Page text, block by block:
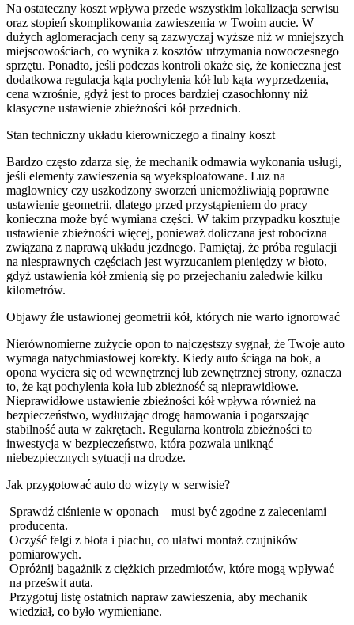
Na ostateczny koszt wpływa przede wszystkim lokalizacja serwisu
oraz stopień skomplikowania zawieszenia w Twoim aucie. W
dużych aglomeracjach ceny są zazwyczaj wyższe niż w mniejszych
miejscowościach, co wynika z kosztów utrzymania nowoczesnego
sprzętu. Ponadto, jeśli podczas kontroli okaże się, że konieczna jest
dodatkowa regulacja kąta pochylenia kół lub kąta wyprzedzenia,
cena wzrośnie, gdyż jest to proces bardziej czasochłonny niż
klasyczne ustawienie zbieżności kół przednich.
Stan techniczny układu kierowniczego a finalny koszt
Bardzo często zdarza się, że mechanik odmawia wykonania usługi,
jeśli elementy zawieszenia są wyeksploatowane. Luz na
maglownicy czy uszkodzony sworzeń uniemożliwiają poprawne
ustawienie geometrii, dlatego przed przystąpieniem do pracy
konieczna może być wymiana części. W takim przypadku kosztuje
ustawienie zbieżności więcej, ponieważ doliczana jest robocizna
związana z naprawą układu jezdnego. Pamiętaj, że próba regulacji
na niesprawnych częściach jest wyrzucaniem pieniędzy w błoto,
gdyż ustawienia kół zmienią się po przejechaniu zaledwie kilku
kilometrów.
Objawy źle ustawionej geometrii kół, których nie warto ignorować
Nierównomierne zużycie opon to najczęstszy sygnał, że Twoje auto
wymaga natychmiastowej korekty. Kiedy auto ściąga na bok, a
opona wyciera się od wewnętrznej lub zewnętrznej strony, oznacza
to, że kąt pochylenia koła lub zbieżność są nieprawidłowe.
Nieprawidłowe ustawienie zbieżności kół wpływa również na
bezpieczeństwo, wydłużając drogę hamowania i pogarszając
stabilność auta w zakrętach. Regularna kontrola zbieżności to
inwestycja w bezpieczeństwo, która pozwala uniknąć
niebezpiecznych sytuacji na drodze.
Jak przygotować auto do wizyty w serwisie?
Sprawdź ciśnienie w oponach – musi być zgodne z zaleceniami
producenta.
Oczyść felgi z błota i piachu, co ułatwi montaż czujników
pomiarowych.
Opróżnij bagażnik z ciężkich przedmiotów, które mogą wpływać
na prześwit auta.
Przygotuj listę ostatnich napraw zawieszenia, aby mechanik
wiedział, co było wymieniane.